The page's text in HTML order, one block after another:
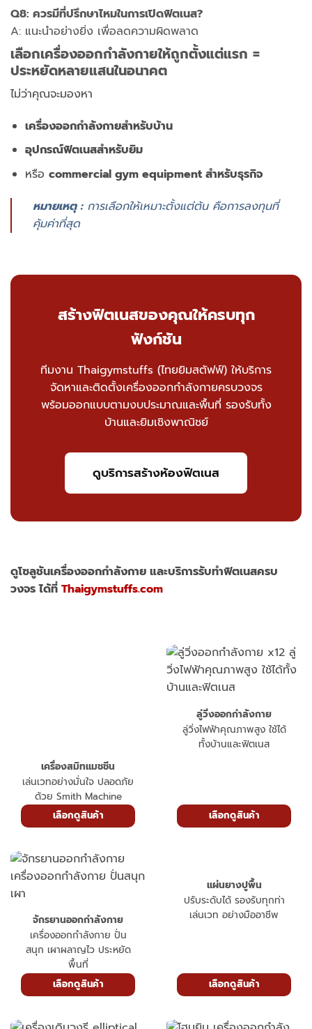
Q8: ควรมีที่ปรึกษาไหมในการเปิดฟิตเนส?
A: แนะนำอย่างยิ่ง เพื่อลดความผิดพลาด
เลือกเครื่องออกกำลังกายให้ถูกตั้งแต่แรก =
ประหยัดหลายแสนในอนาคต
ไม่ว่าคุณจะมองหา
เครื่องออกกำลังกายสำหรับบ้าน
อุปกรณ์ฟิตเนสสำหรับยิม
หรือ commercial gym equipment สำหรับธุรกิจ
หมายเหตุ :การเลือกให้เหมาะตั้งแต่ต้น คือการลงทุนที่
คุ้มค่าที่สุด
สร้างฟิตเนสของคุณให้ครบทุก
ฟังก์ชัน
ทีมงาน Thaigymstuffs (ไทยยิมสตัฟฟ์) ให้บริการ
จัดหาและติดตั้งเครื่องออกกำลังกายครบวงจร
พร้อมออกแบบตามงบประมาณและพื้นที่ รองรับทั้ง
บ้านและยิมเชิงพาณิชย์
ดูบริการสร้างห้องฟิตเนส
ดูโซลูชันเครื่องออกกำลังกาย และบริการรับทำฟิตเนสครบ
วงจร ได้ที่ Thaigymstuffs.com
เครื่องสมิทแมชชีน
เล่นเวทอย่างมั่นใจ ปลอดภัย
ด้วย Smith Machine
เลือกดูสินค้า
ลู่วิ่งออกกำลังกาย
ลู่วิ่งไฟฟ้าคุณภาพสูง ใช้ได้
ทั้งบ้านและฟิตเนส
เลือกดูสินค้า
จักรยานออกกำลังกาย
เครื่องออกกำลังกาย ปั่น
สนุก เผาผลาญไว ประหยัด
พื้นที่
เลือกดูสินค้า
แผ่นยางปูพื้น
ปรับระดับได้ รองรับทุกท่า
เล่นเวท อย่างมืออาชีพ
เลือกดูสินค้า